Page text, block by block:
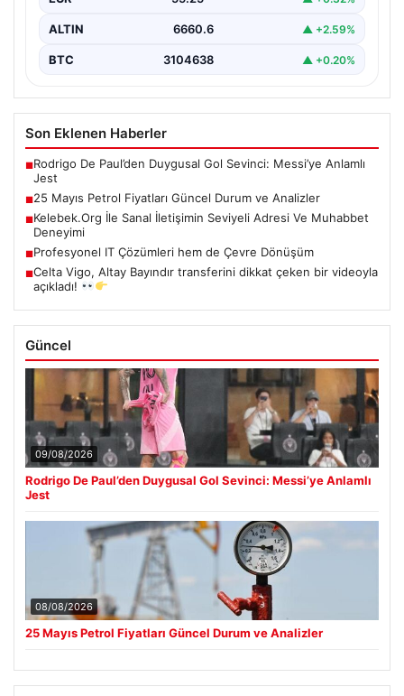
ALTIN 6660.6 ▲ +2.59%
BTC 3104638 ▲ +0.20%
Son Eklenen Haberler
■Rodrigo De Paul’den Duygusal Gol Sevinci: Messi’ye Anlamlı
Jest
■25 Mayıs Petrol Fiyatları Güncel Durum ve Analizler
■Kelebek.Org İle Sanal İletişimin Seviyeli Adresi Ve Muhabbet
Deneyimi
■Profesyonel IT Çözümleri hem de Çevre Dönüşüm
■Celta Vigo, Altay Bayındır transferini dikkat çeken bir videoyla
açıkladı!
Güncel
09/08/2026
Rodrigo De Paul’den Duygusal Gol Sevinci: Messi’ye Anlamlı
Jest
08/08/2026
25 Mayıs Petrol Fiyatları Güncel Durum ve Analizler